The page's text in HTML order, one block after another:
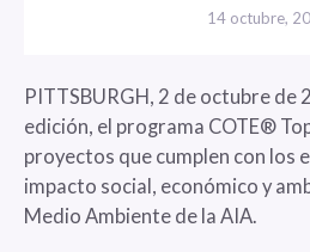
14 octubre,
PITTSBURGH, 2 de octubre de
edición, el programa COTE®
proyectos que cumplen con los
impacto social, económico y
Medio Ambiente de la AIA.